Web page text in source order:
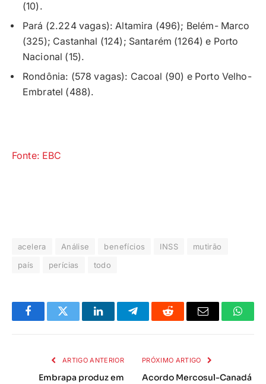
(10).
Pará (2.224 vagas): Altamira (496); Belém- Marco
(325); Castanhal (124); Santarém (1264) e Porto
Nacional (15).
Rondônia: (578 vagas): Cacoal (90) e Porto Velho-
Embratel (488).
Fonte: EBC
acelera Análise benefícios INSS
mutirão
país
perícias todo
FacebookTwitter LinkedInTelegramaReddit
E-
ARTIGO ANTERIOR
Embrapa produz em
PRÓXIMO ARTIGO
Acordo Mercosul-Canadá